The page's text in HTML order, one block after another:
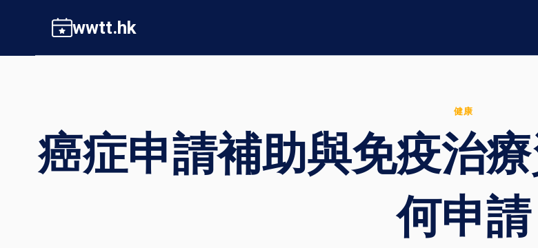
content
wwtt.hk
健康
癌症申請補助與免疫治
何申請